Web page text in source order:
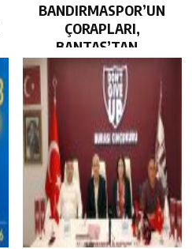
BANDIRMASPOR’UN
ÇORAPLARI,
BANTAŞ’TAN…